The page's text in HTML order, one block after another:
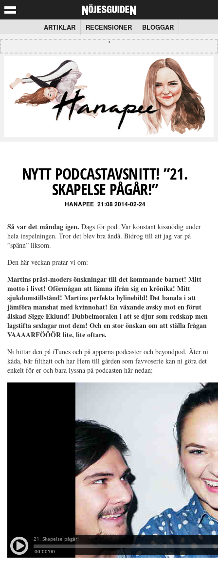
ARTIKLAR RECENSIONER BLOGGAR
NYTT PODCASTAVSNITT! ”21.
SKAPELSE PÅGÅR!”
HANAPEE 21:08 2014-02-24
Så var det måndag igen. Dags för pod. Var konstant kissnödig under
hela inspelningen. Tror det blev bra ändå. Bidrog till att jag var på
”spänn” liksom.
Den här veckan pratar vi om:
Martins präst-moders önskningar till det kommande barnet! Mitt
motto i livet! Oförmågan att lämna ifrån sig en krönika! Mitt
sjukdomstillstånd! Martins perfekta bylinebild! Det banala i att
jämföra manshat med kvinnohat! En växande avsky mot en förut
älskad Sigge Eklund! Dubbelmoralen i att se djur som redskap men
lagstifta sexlagar mot dem! Och en stor önskan om att ställa frågan
VAAAARFÖÖÖR lite, lite oftare.
Ni hittar den på iTunes och på apparna podcaster och beyondpod. Äter ni
kåda, bär filthatt och har Hem till gården som favvoserie kan ni göra det
enkelt för er och bara lyssna på podcasten här nedan: